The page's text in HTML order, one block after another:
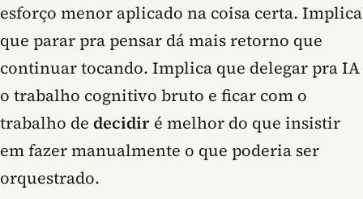
esforço menor aplicado na coisa certa. Implica
que parar pra pensar dá mais retorno que
continuar tocando. Implica que delegar pra IA
o trabalho cognitivo bruto e ficar com o
trabalho de decidir é melhor do que insistir
em fazer manualmente o que poderia ser
orquestrado.